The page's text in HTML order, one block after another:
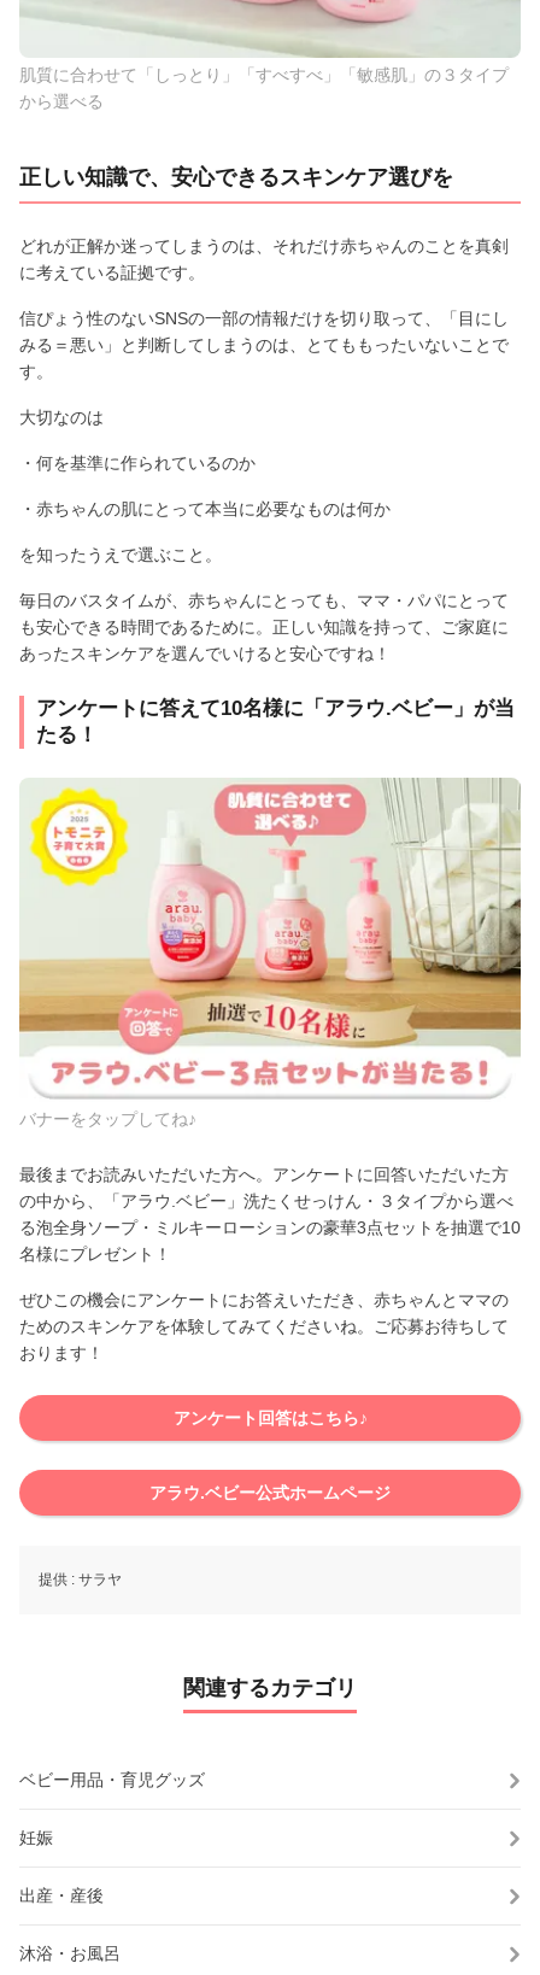
肌質に合わせて「しっとり」「すべすべ」「敏感肌」の３タイプ
から選べる
正しい知識で、安心できるスキンケア選びを
どれが正解か迷ってしまうのは、それだけ赤ちゃんのことを真剣
に考えている証拠です。
信ぴょう性のないSNSの一部の情報だけを切り取って、「目にし
みる＝悪い」と判断してしまうのは、とてももったいないことで
す。
大切なのは
・何を基準に作られているのか
・赤ちゃんの肌にとって本当に必要なものは何か
を知ったうえで選ぶこと。
毎日のバスタイムが、赤ちゃんにとっても、ママ・パパにとって
も安心できる時間であるために。正しい知識を持って、ご家庭に
あったスキンケアを選んでいけると安心ですね！
アンケートに答えて10名様に「アラウ.ベビー」が当
たる！
バナーをタップしてね♪
最後までお読みいただいた方へ。アンケートに回答いただいた方
の中から、「アラウ.ベビー」洗たくせっけん・３タイプから選べ
る泡全身ソープ・ミルキーローションの豪華3点セットを抽選で10
名様にプレゼント！
ぜひこの機会にアンケートにお答えいただき、赤ちゃんとママの
ためのスキンケアを体験してみてくださいね。ご応募お待ちして
おります！
アンケート回答はこちら♪
アラウ.ベビー公式ホームページ
提供 : サラヤ
関連するカテゴリ
ベビー用品・育児グッズ
妊娠
出産・産後
沐浴・お風呂